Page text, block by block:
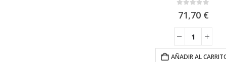
71,70 €
AÑADIR AL